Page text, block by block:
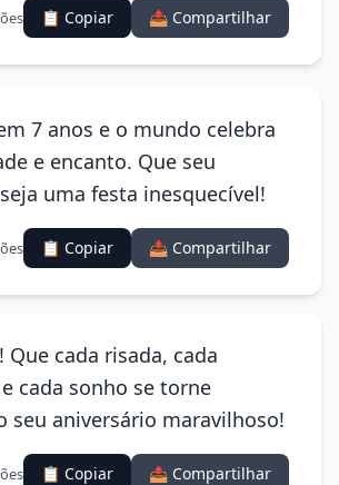
📋 Copiar 📤 Compartilhar
7 anos e o mundo celebra
e encanto. Que seu
uma festa inesquecível!
📋 Copiar 📤 Compartilhar
Que cada risada, cada
cada sonho se torne
seu aniversário maravilhoso!
📋 Copiar 📤 Compartilhar